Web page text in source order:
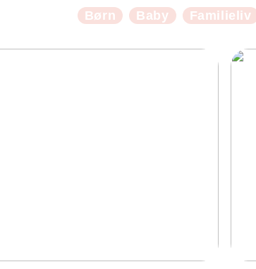
Børn Baby Familieliv